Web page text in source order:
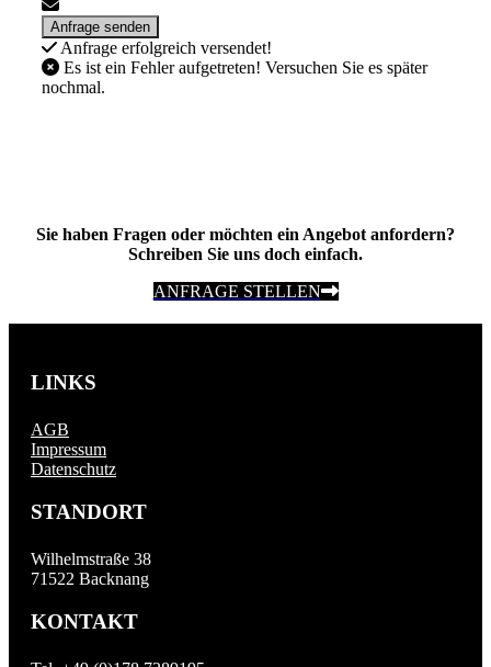
Anfrage erfolgreich versendet!
Es ist ein Fehler aufgetreten! Versuchen Sie es später
nochmal.
Sie haben Fragen oder möchten ein Angebot anfordern?
Schreiben Sie uns doch einfach.
ANFRAGE STELLEN
LINKS
AGB
Impressum
Datenschutz
STANDORT
Wilhelmstraße 38
71522 Backnang
KONTAKT